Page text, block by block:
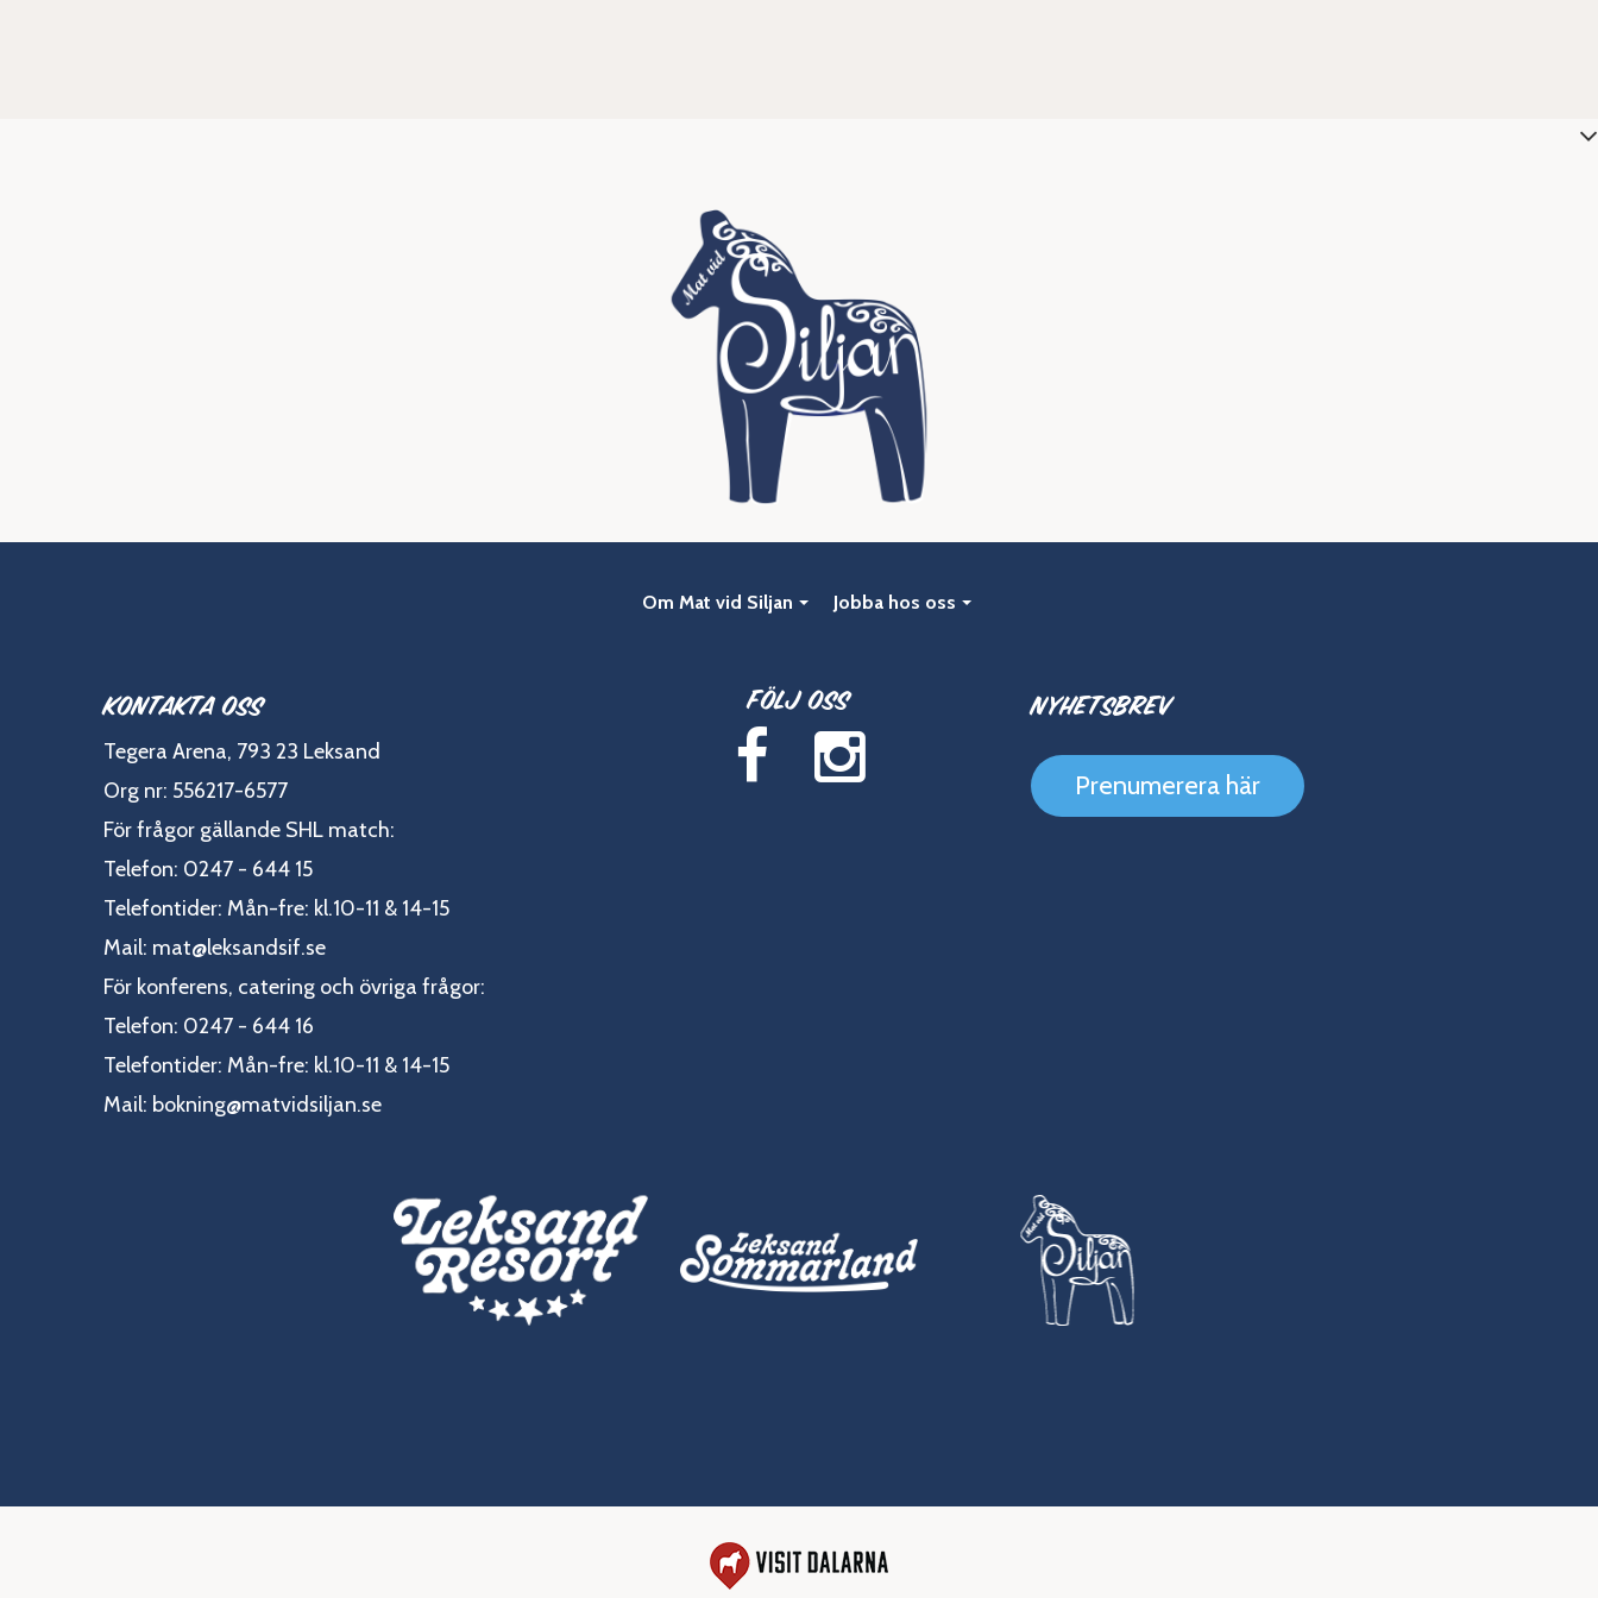
Om Mat vid Siljan Jobba hos oss
Kontakta oss
Tegera Arena, 793 23 Leksand
Org nr: 556217-6577
För frågor gällande SHL match:
Telefon: 0247 - 644 15
Telefontider: Mån-fre: kl.10-11 & 14-15
Mail: mat@leksandsif.se
För konferens, catering och övriga frågor:
Telefon: 0247 - 644 16
Telefontider: Mån-fre: kl.10-11 & 14-15
Mail: bokning@matvidsiljan.se
Följ oss Nyhetsbrev